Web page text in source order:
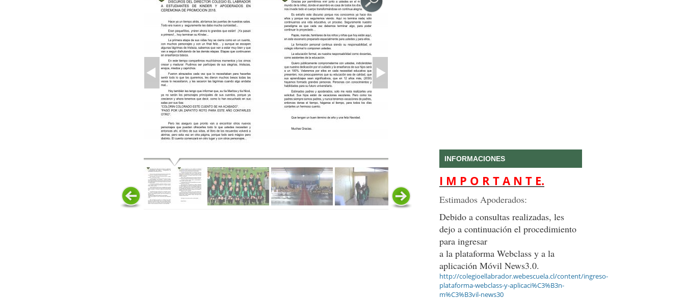
INFORMACIONES
I M P O R T A N T E.
Estimados Apoderados:
Debido a consultas realizadas, les
dejo a continuación el procedimiento
para ingresar
a la plataforma Webclass y a la
aplicación Móvil News3.0.
http://colegioellabrador.webescuela.cl/content/ingreso-
plataforma-webclass-y-aplicaci%C3%B3n-
m%C3%B3vil-news30